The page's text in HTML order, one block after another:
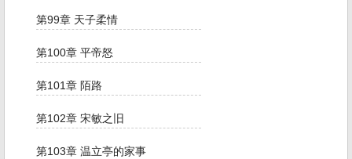
第99章 天子柔情
第100章 平帝怒
第101章 陌路
第102章 宋敏之旧
第103章 温立亭的家事